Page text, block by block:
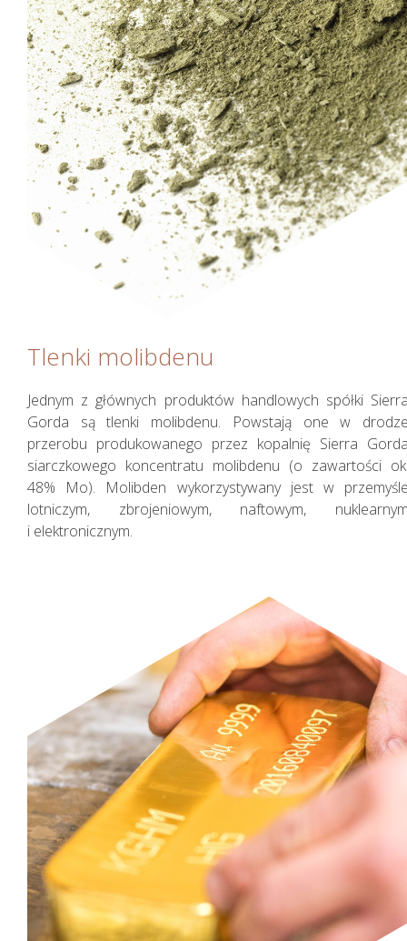
Tlenki molibdenu
Jednym z głównych produktów handlowych spółki
Gorda są tlenki molibdenu. Powstają one w
przerobu produkowanego przez kopalnię Sierra
siarczkowego koncentratu molibdenu (o zawartości
48% Mo). Molibden wykorzystywany jest w
lotniczym, zbrojeniowym, naftowym,
i elektronicznym.